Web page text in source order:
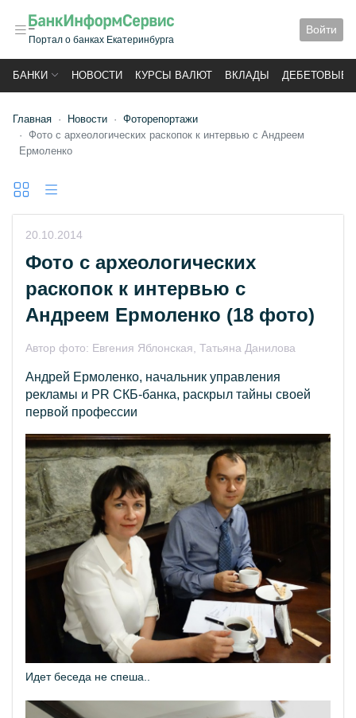
Портал о банках Екатеринбурга
Войти
БАНКИ НОВОСТИ КУРСЫ ВАЛЮТ ВКЛАДЫ ДЕБЕТОВЫЕ
Главная Новости
Фоторепортажи
Фото с археологических раскопок к интервью с Андреем
Ермоленко
20.10.2014
Фото с археологических
раскопок к интервью с
Андреем Ермоленко (18 фото)
Автор фото: Евгения Яблонская, Татьяна Данилова
Андрей Ермоленко, начальник управления
рекламы и PR СКБ-банка, раскрыл тайны своей
первой профессии
Идет беседа не спеша..